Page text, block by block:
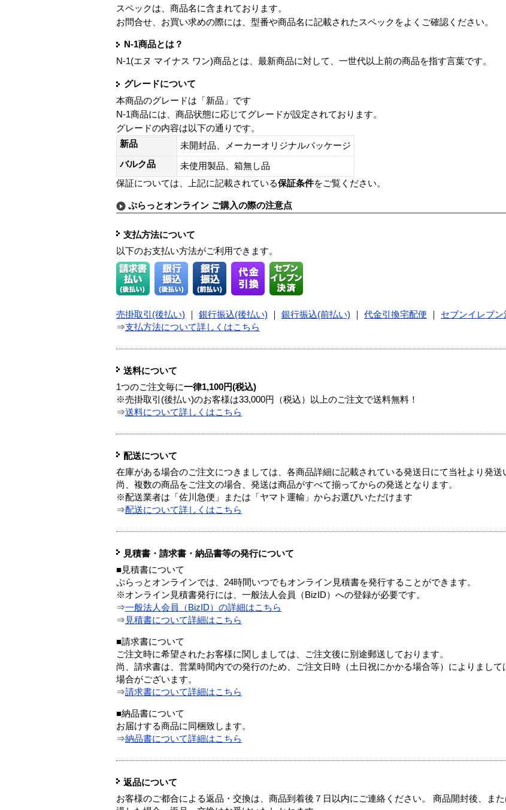
スペックは、商品名に含まれております。
お問合せ、お買い求めの際には、型番や商品名に記載されたスペックをよくご確認ください。
N-1商品とは？
N-1(エヌ マイナス ワン)商品とは、最新商品に対して、一世代以上前の商品を指す言葉です。
グレードについて
本商品のグレードは「新品」です
N-1商品には、商品状態に応じてグレードが設定されております。
グレードの内容は以下の通りです。
新品
未開封品、メーカーオリジナルパッケージ
バルク品
未使用製品、箱無し品
保証については、上記に記載されている保証条件をご覧ください。
ぷらっとオンライン ご購入の際の注意点
支払方法について
以下のお支払い方法がご利用できます。
売掛取引(後払い) 銀行振込(後払い) 銀行振込(前払い) 代金引換宅配便
セブンイレブン
⇒支払方法について詳しくはこちら
送料について
1つのご注文毎に一律1,100円(税込)
※売掛取引(後払い)のお客様は33,000円（税込）以上のご注文で送料無料！
⇒送料について詳しくはこちら
配送について
在庫がある場合のご注文につきましては、各商品詳細に記載されている発送日にて当社より発送
尚、複数の商品をご注文の場合、発送は商品がすべて揃ってからの発送となります。
※配送業者は「佐川急便」または「ヤマト運輸」からお選びいただけます
⇒配送について詳しくはこちら
見積書・請求書・納品書等の発行について
■見積書について
ぷらっとオンラインでは、24時間いつでもオンライン見積書を発行することができます。
※オンライン見積書発行には、一般法人会員（BizID）への登録が必要です。
⇒一般法人会員（BizID）の詳細はこちら
⇒ 見積書について詳細はこちら
■請求書について
ご注文時に希望されたお客様に関しましては、ご注文後に別途郵送しております。
尚、請求書は、営業時間内での発行のため、ご注文日時（土日祝にかかる場合等）によりまして
場合がございます。
⇒請求書について詳細はこちら
■納品書について
お届けする商品に同梱致します。
⇒納品書について詳細はこちら
返品について
お客様のご都合による返品・交換は、商品到着後７日以内にご連絡ください。 商品開封後、ま